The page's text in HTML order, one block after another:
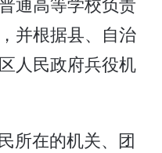
并根据县、自治
人民政府兵役机
所在的机关、团